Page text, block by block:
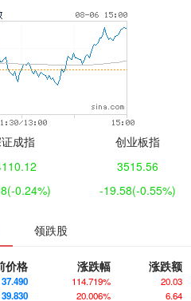
成指
(-0.24%)
创业板指
3515.56
-19.58(-0.55%)
领跌股
价格 涨跌幅 涨跌额
37.490 114.719%
20.03
39.830 20.006%
6.64